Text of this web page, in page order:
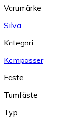
Varumärke
Silva
Kategori
Kompasser
Fäste
Tumfäste
Typ